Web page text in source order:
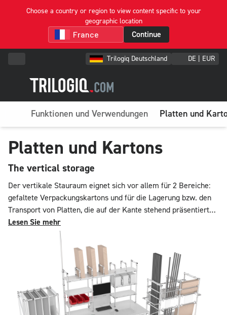
Choose a country or region to view content specific to your
geographic location
Continue
Trilogiq Deutschland DE | EUR
Funktionen und Verwendungen Platten und
Platten und Kartons
The vertical storage
Der vertikale Stauraum eignet sich vor allem für 2 Bereiche:
gefaltete Verpackungskartons und für die Lagerung bzw. den
Transport von Platten, die auf der Kante stehend präsentiert
und gelagert werden. Arbeitsplätze, Wagen, Präsentations- und
Flowracks können mit vertikalem
Stauraum/Aufbewahrungsstrukturen ausgestattet werden.
Lesen Sie mehr